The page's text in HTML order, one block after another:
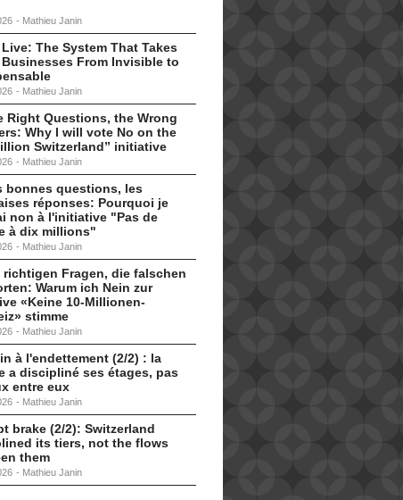
- Mathieu Janin
The System That Takes
From Invisible to
- Mathieu Janin
Right Questions, the Wrong
Why I will vote No on the
Switzerland” initiative
- Mathieu Janin
bonnes questions, les
réponses: Pourquoi je
non à l'initiative "Pas de
à dix millions"
- Mathieu Janin
richtigen Fragen, die falschen
Warum ich Nein zur
«Keine 10-Millionen-
stimme
- Mathieu Janin
à l'endettement (2/2) : la
a discipliné ses étages, pas
entre eux
- Mathieu Janin
brake (2/2): Switzerland
its tiers, not the flows
them
- Mathieu Janin